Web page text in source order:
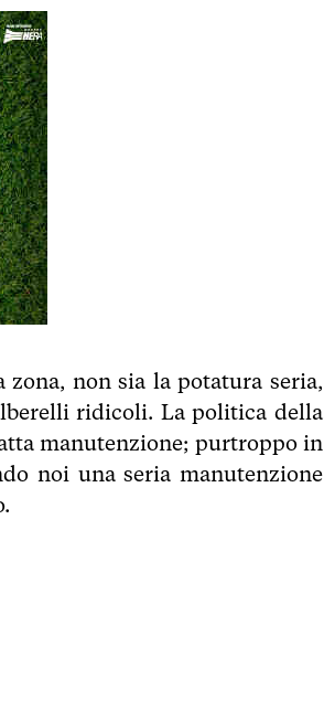
non sia la potatura seria,
ridicoli. La politica della
manutenzione; purtroppo in
noi una seria manutenzione